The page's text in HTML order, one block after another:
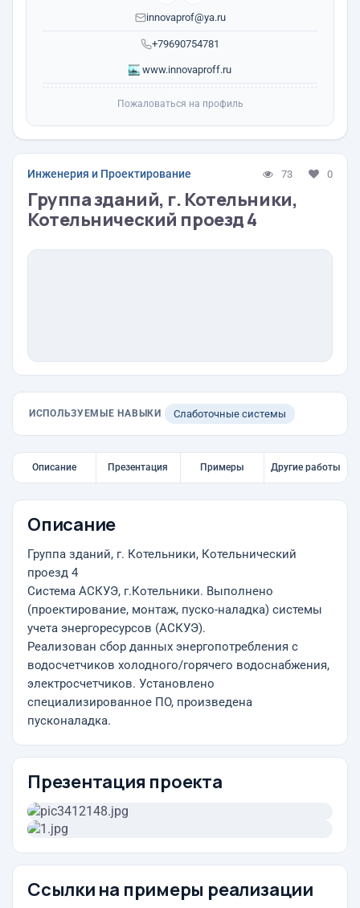
+79690754781
innovaprof@ya.ru
www.innovaproff.ru
Пожаловаться на профиль
Инженерия и Проектирование 73 0
Группа зданий, г. Котельники,
Котельнический проезд 4
ИСПОЛЬЗУЕМЫЕ НАВЫКИ Слаботочные системы
Описание Презентация Примеры Другие работы
Описание
Группа зданий, г. Котельники, Котельнический
проезд 4
Система АСКУЭ, г.Котельники. Выполнено
(проектирование, монтаж, пуско-наладка) системы
учета энергоресурсов (АСКУЭ).
Реализован сбор данных энергопотребления с
водосчетчиков холодного/горячего водоснабжения,
электросчетчиков. Установлено
специализированное ПО, произведена
пусконаладка.
Презентация проекта
Ссылки на примеры реализации